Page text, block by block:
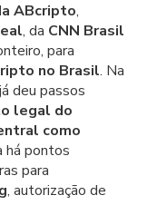
ABcripto,
, da CNN Brasil
para
no Brasil. Na
deu passos
legal do
como
há pontos
para
, autorização de